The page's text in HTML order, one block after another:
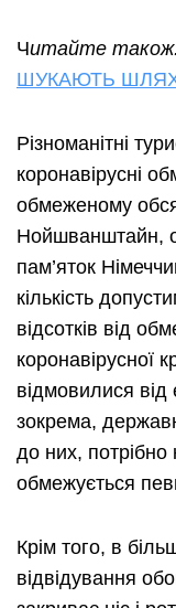
Читайте
ШУКАЮТЬ
Різноманітні
коронавірусні
обмеженому
Нойшванштайн,
пам’яток
кількість
відсотків від
коронавірусної
відмовилися від
зокрема,
до них, потрібно
обмежується
Крім того, в
відвідування